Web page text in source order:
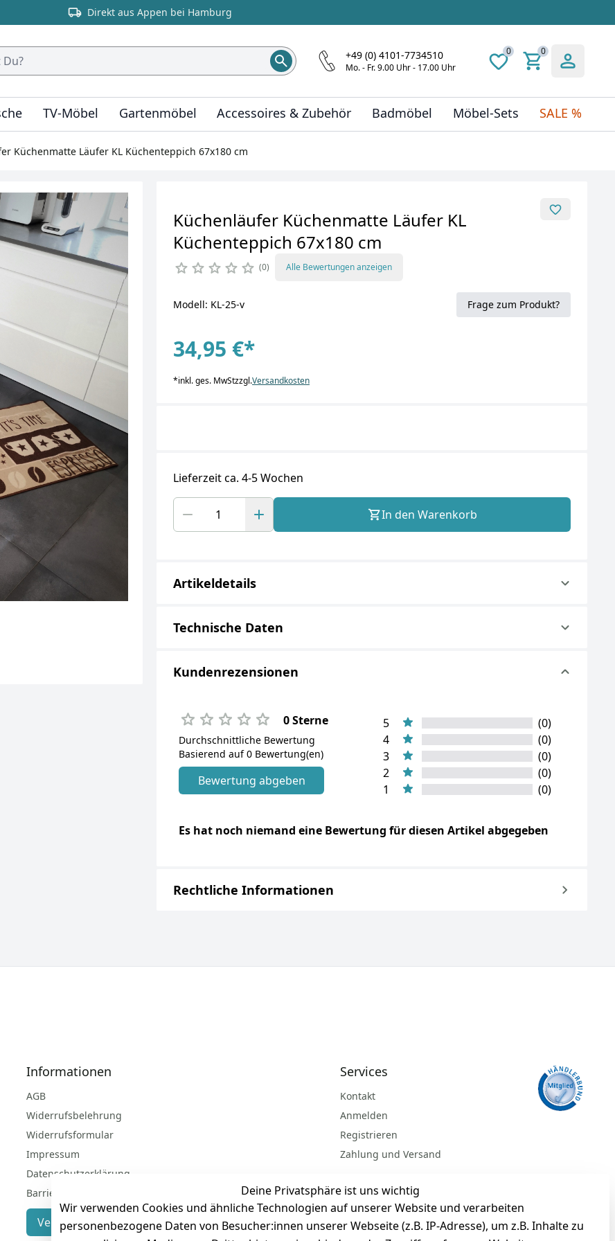
Direkt aus Appen bei Hamburg
+49 (0) 4101-7734510
Mo. - Fr. 9.00 Uhr - 17.00 Uhr
0 0
TV-Möbel Gartenmöbel Accessoires & Zubehör Badmöbel Möbel-Sets SALE %
Küchenmatte Läufer KL Küchenteppich 67x180 cm
Küchenläufer Küchenmatte Läufer KL
Küchenteppich 67x180 cm
0 Alle Bewertungen anzeigen
Modell: KL-25-v Frage zum Produkt?
34,95 €*
*inkl. ges. MwStzzgl.Versandkosten
Lieferzeit ca. 4-5 Wochen
In den Warenkorb
Artikeldetails
Technische Daten
Kundenrezensionen
0 Sterne
Durchschnittliche Bewertung
Basierend auf 0 Bewertung(en)
Bewertung abgeben
5
(0)
4
(0)
3
(0)
2
(0)
1
(0)
Es hat noch niemand eine Bewertung für diesen Artikel abgegeben
Rechtliche Informationen
Deine Privatsphäre ist uns wichtig
Wir verwenden Cookies und ähnliche Technologien auf unserer Website und verarbeiten
personenbezogene Daten von Besucher:innen unserer Webseite (z.B. IP-Adresse), um z.B. Inhalte zu
Informationen
AGB
Widerrufsbelehrung
Widerrufsformular
Impressum
Datenschutzerklärung
Barrierefreiheitserklärung
Vertrag widerrufen
Services
Kontakt
Anmelden
Registrieren
Zahlung und Versand